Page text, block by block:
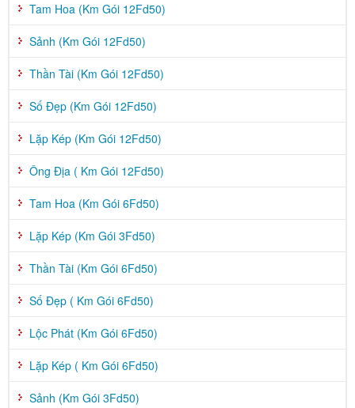
Tam Hoa (Km Gói 12Fd50)
Sảnh (Km Gói 12Fd50)
Thần Tài (Km Gói 12Fd50)
Số Đẹp (Km Gói 12Fd50)
Lặp Kép (Km Gói 12Fd50)
Ông Địa ( Km Gói 12Fd50)
Tam Hoa (Km Gói 6Fd50)
Lặp Kép (Km Gói 3Fd50)
Thần Tài (Km Gói 6Fd50)
Số Đẹp ( Km Gói 6Fd50)
Lộc Phát (Km Gói 6Fd50)
Lặp Kép ( Km Gói 6Fd50)
Sảnh (Km Gói 3Fd50)